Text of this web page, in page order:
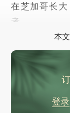
在芝加哥长
者。
本
登录